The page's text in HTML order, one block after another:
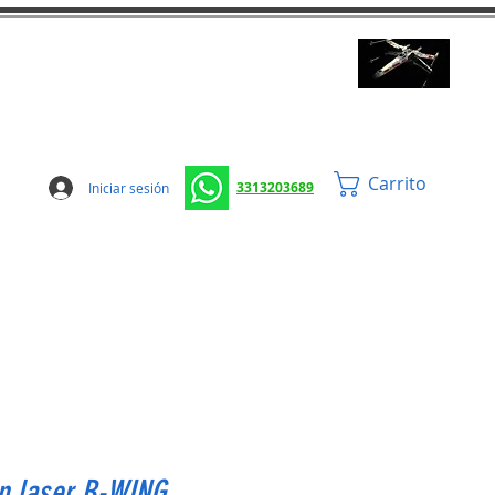
Iniciar sesión 3313203689 Carrito